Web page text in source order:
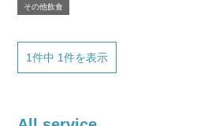
その他飲食
1件中 1件を表示